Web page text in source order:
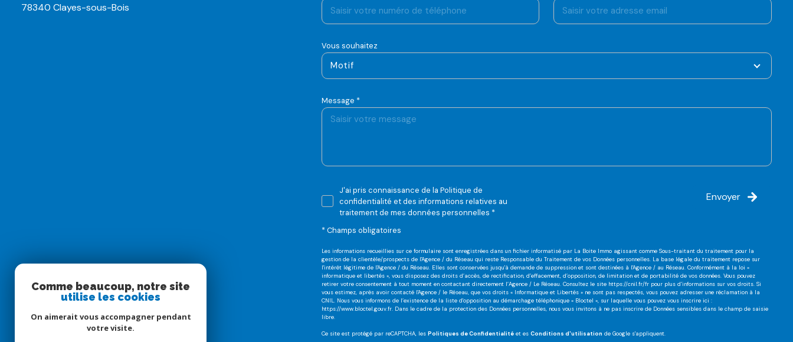
Vous souhaitez
Motif
Message *
J'ai pris connaissance de la Politique de
confidentialité et des informations relatives au
traitement de mes données personnelles *
* Champs obligatoires
Envoyer
Les informations recueillies sur ce formulaire sont enregistrées dans un fichier informatisé par La Boite Immo agissant comme Sous-traitant du traitement pour la
gestion de la clientèle/prospects de l'Agence / du Réseau qui reste Responsable du Traitement de vos Données personnelles. La base légale du traitement repose sur
l'intérêt légitime de l'Agence / du Réseau. Elles sont conservées jusqu'à demande de suppression et sont destinées à l'Agence / au Réseau. Conformément à la loi «
informatique et libertés », vous disposez des droits d’accès, de rectification, d’effacement, d’opposition, de limitation et de portabilité de vos données. Vous pouvez
retirer votre consentement à tout moment en contactant directement l’Agence / Le Réseau. Consultez le site https://cnil.fr/frpour plus d’informations sur vos droits. Si
vous estimez, après avoir contacté l'Agence / le Réseau, que vos droits « Informatique et Libertés » ne sont pas respectés, vous pouvez adresser une réclamation à la
CNIL. Nous vous informons de l’existence de la liste d'opposition au démarchage téléphonique « Bloctel », sur laquelle vous pouvez vous inscrire ici :
https://www.bloctel.gouv.fr. Dans le cadre de la protection des Données personnelles, nous vous invitons à ne pas inscrire de Données sensibles dans le champ de saisie
libre.
Ce site est protégé par reCAPTCHA, les Politiques de Confidentialitéet es Conditions d'utilisation de Google s'appliquent.
78340 Clayes-sous-Bois
Comme beaucoup, notre site
utilise les cookies
On aimerait vous accompagner pendant
votre visite.